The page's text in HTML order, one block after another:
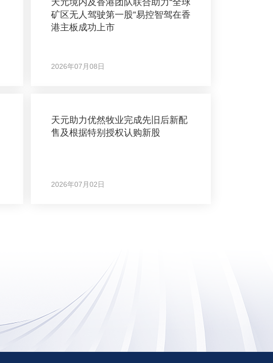
天元境内及香港团队联合助力“全球
矿区无人驾驶第一股”易控智驾在香
港主板成功上市
2026年07月08日
天元助力优然牧业完成先旧后新配
售及根据特别授权认购新股
2026年07月02日